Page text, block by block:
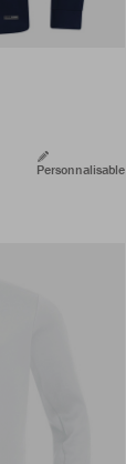
Personnalisable